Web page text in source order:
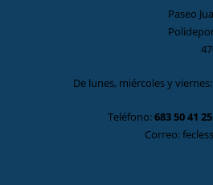
Paseo
De lunes, miércoles y
Teléfono:683 50 41 25
Correo: